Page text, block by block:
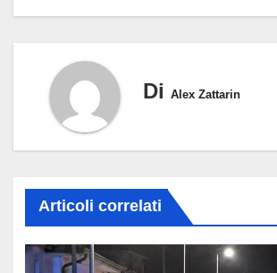
Di Alex Zattarin
Articoli correlati